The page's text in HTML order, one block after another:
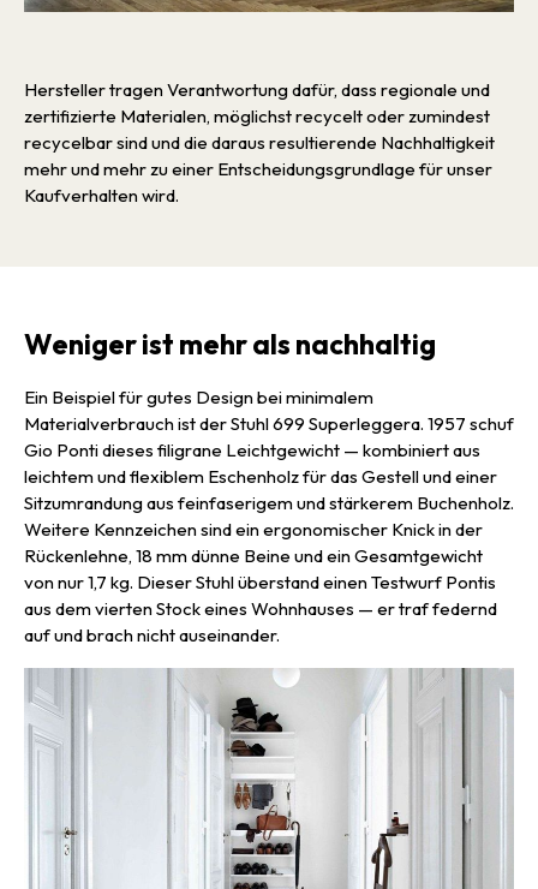
Hersteller tragen Verantwortung dafür, dass regionale und
zertifizierte Materialen, möglichst recycelt oder zumindest
recycelbar sind und die daraus resultierende Nachhaltigkeit
mehr und mehr zu einer Entscheidungsgrundlage für unser
Kaufverhalten wird.
Weniger ist mehr als nachhaltig
Ein Beispiel für gutes Design bei minimalem
Materialverbrauch ist der Stuhl 699 Superleggera. 1957 schuf
Gio Ponti dieses filigrane Leichtgewicht — kombiniert aus
leichtem und flexiblem Eschenholz für das Gestell und einer
Sitzumrandung aus feinfaserigem und stärkerem Buchenholz.
Weitere Kennzeichen sind ein ergonomischer Knick in der
Rückenlehne, 18 mm dünne Beine und ein Gesamtgewicht
von nur 1,7 kg. Dieser Stuhl überstand einen Testwurf Pontis
aus dem vierten Stock eines Wohnhauses — er traf federnd
auf und brach nicht auseinander.